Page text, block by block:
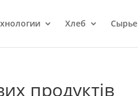
Хлеб Сырье
продуктів